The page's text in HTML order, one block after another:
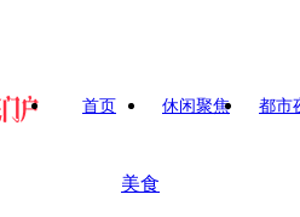
首页 休闲聚焦 都市
美食